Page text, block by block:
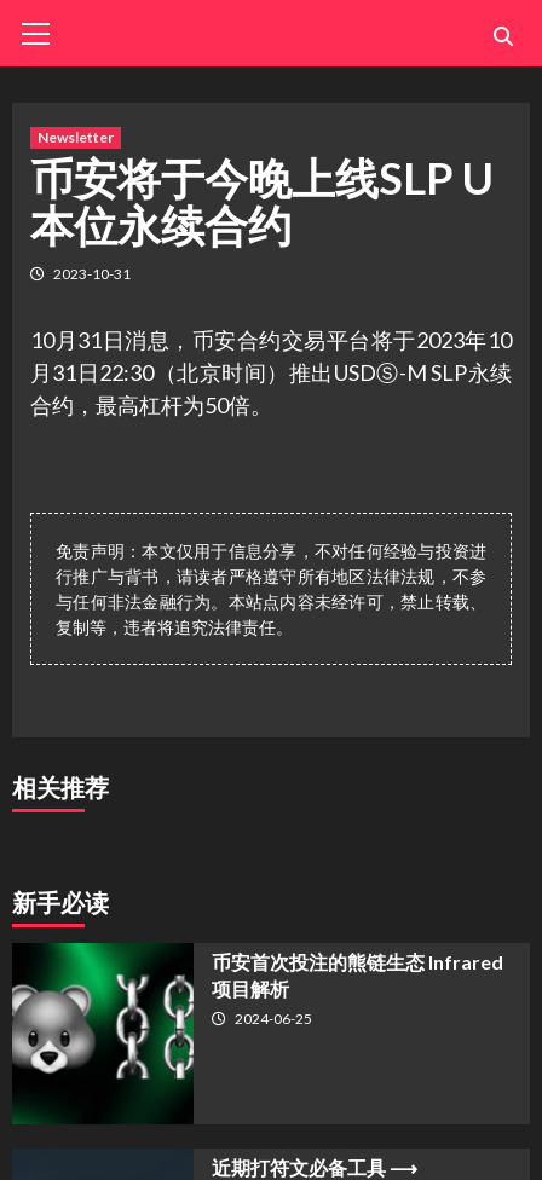
Menu
Newsletter
币安将于今晚上线SLP U
本位永续合约
2023-10-31
10月31日消息，币安合约交易平台将于2023年10
月31日22:30（北京时间）推出USDⓈ-M SLP永续
合约，最高杠杆为50倍。
免责声明：本文仅用于信息分享，不对任何经验与投资进
行推广与背书，请读者严格遵守所有地区法律法规，不参
与任何非法金融行为。本站点内容未经许可，禁止转载、
复制等，违者将追究法律责任。
相关推荐
新手必读
币安首次投注的熊链生态 Infrared
项目解析
2024-06-25
近期打符文必备工具 ⟶